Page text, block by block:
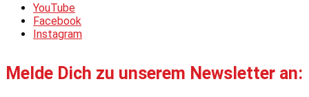
YouTube
Facebook
Instagram
Melde Dich zu unserem Newsletter an: